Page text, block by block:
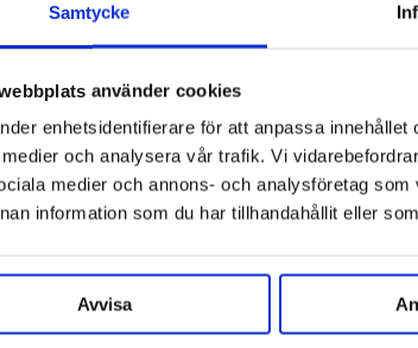
Samtycke
använder cookies
enhetsidentifierare för att anpassa
och analysera vår trafik. Vi
medier och annons- och analysföretag
information som du har tillhandahållit eller
Avvisa